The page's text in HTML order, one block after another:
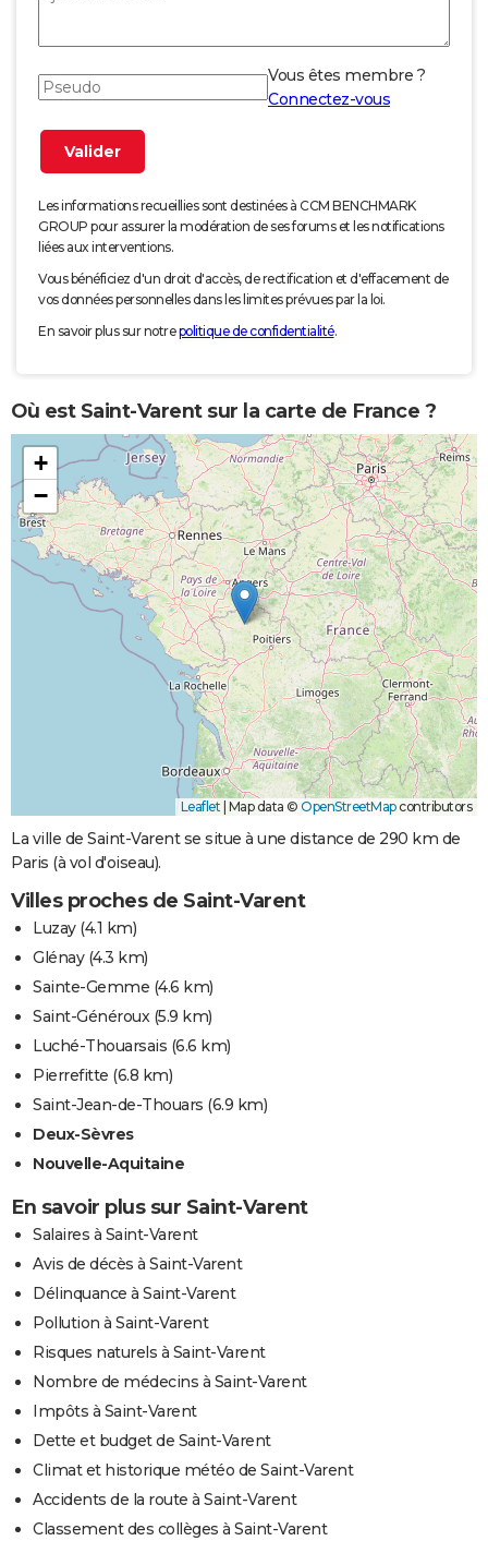
Vous êtes membre ?
Connectez-vous
Les informations recueillies sont destinées à CCM BENCHMARK
GROUP pour assurer la modération de ses forums et les notifications
liées aux interventions.
Vous bénéficiez d'un droit d'accès, de rectification et d'effacement de
vos données personnelles dans les limites prévues par la loi.
En savoir plus sur notrepolitique de confidentialité.
Où est Saint-Varent sur la carte de France ?
+
−
Leaflet Map data © OpenStreetMapcontributors
La ville de Saint-Varent se situe à une distance de 290 km de
Paris (à vol d'oiseau).
Villes proches de Saint-Varent
Luzay(4.1 km)
Glénay(4.3 km)
Sainte-Gemme (4.6 km)
Saint-Généroux(5.9 km)
Luché-Thouarsais (6.6 km)
Pierrefitte (6.8 km)
Saint-Jean-de-Thouars (6.9 km)
Deux-Sèvres
Nouvelle-Aquitaine
En savoir plus sur Saint-Varent
Salaires à Saint-Varent
Avis de décès à Saint-Varent
Délinquance à Saint-Varent
Pollution à Saint-Varent
Risques naturels à Saint-Varent
Nombre de médecins à Saint-Varent
Impôts à Saint-Varent
Dette et budget de Saint-Varent
Climat et historique météo de Saint-Varent
Accidents de la route à Saint-Varent
Classement des collèges à Saint-Varent